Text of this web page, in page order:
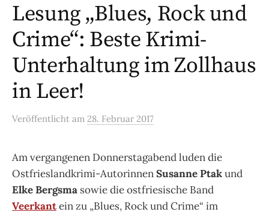
Lesung „Blues, Rock und
Crime“: Beste Krimi-
Unterhaltung im Zollhaus
in Leer!
Veröffentlicht am 28. Februar 2017
Am vergangenen Donnerstagabend luden die
Ostfrieslandkrimi-AutorinnenSusanne Ptakund
Elke Bergsma sowie die ostfriesische Band
Veerkantein zu „Blues, Rock und Crime“ im